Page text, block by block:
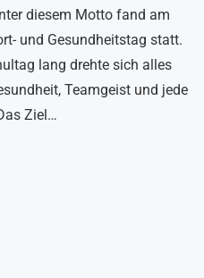
diesem Motto fand am
und Gesundheitstag statt.
lang drehte sich alles
Teamgeist und jede
Ziel…